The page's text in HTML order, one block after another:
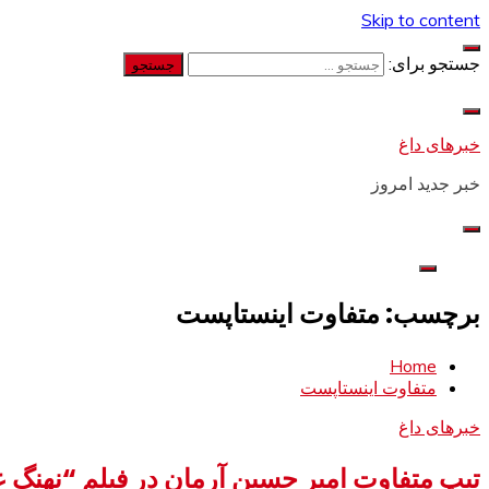
Skip to content
جستجو برای:
خبرهای داغ
خبر جدید امروز
برچسب: متفاوت اینستاپست
Home
متفاوت اینستاپست
خبرهای داغ
تیپ متفاوت امیر حسین آرمان در فیلم “نهنگ عنبر 2″+